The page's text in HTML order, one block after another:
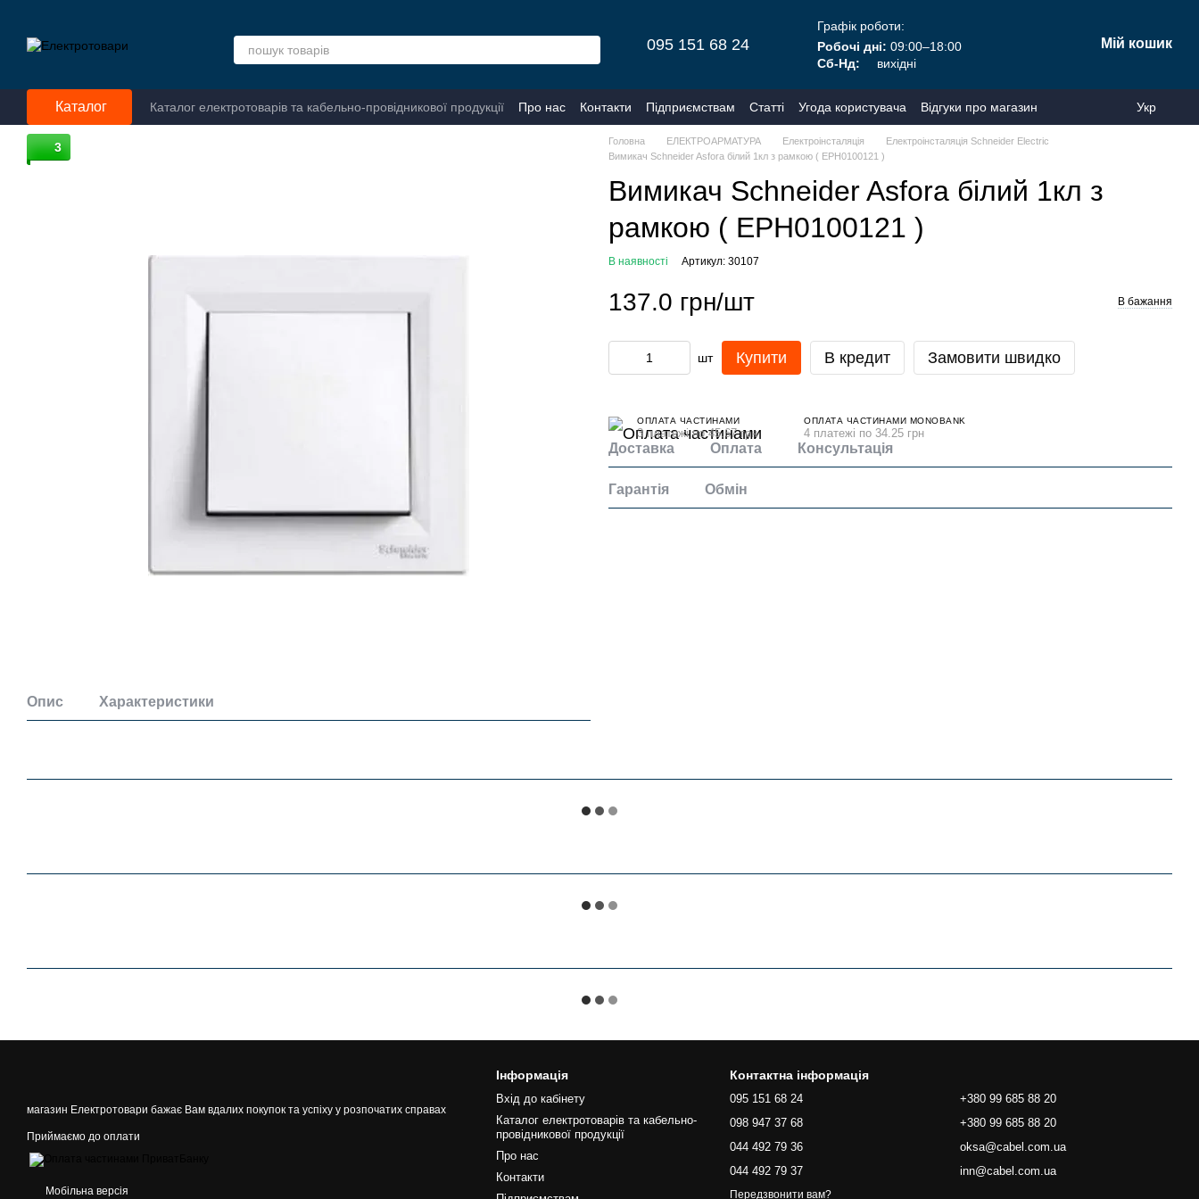
095 151 68 24
Графік роботи:
Робочі дні: 09:00–18:00
Сб-Нд:
вихідні
Мій кошик
Каталог Каталог електротоварів та кабельно-провідникової продукції Про нас Контакти Підприємствам Статті Угода користувача Відгуки про магазин Укр
3
Опис Характеристики
Головна ЕЛЕКТРОАРМАТУРА Електроінсталяція
Електроінсталяція Schneider Electric
Вимикач Schneider Asfora білий 1кл з рамкою ( EPH0100121 )
Вимикач Schneider Asfora білий 1кл з
рамкою ( EPH0100121 )
В наявності Артикул: 30107
137.0 грн/шт В бажання
шт Купити В кредит Замовити швидко
ОПЛАТА ЧАСТИНАМИ
3 платежі по 45.67 грн
ОПЛАТА ЧАСТИНАМИ MONOBANK
4 платежі по 34.25 грн
Доставка Оплата Консультація
Гарантія Обмін
магазин Електротовари бажає Вам вдалих покупок та успіху у розпочатих справах
Приймаємо до оплати
Мобільна версія
Інформація
Вхід до кабінету
Каталог електротоварів та кабельно-
провідникової продукції
Про нас
Контакти
Контактна інформація
095 151 68 24
098 947 37 68
044 492 79 36
044 492 79 37
Передзвонити вам?
+380 99 685 88 20
+380 99 685 88 20
oksa@cabel.com.ua
inn@cabel.com.ua